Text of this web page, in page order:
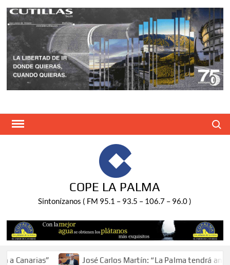
Saltar
contenido
COPE LA PALMA
Sintonízanos ( FM 95.1 – 93.5 – 106.7 – 96.0 )
José Carlos Martín: “La Palma tendrá antes